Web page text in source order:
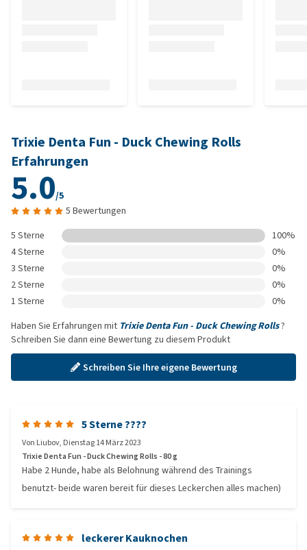
Trixie Denta Fun - Duck Chewing Rolls
Erfahrungen
5.0/5
5 Bewertungen
5 Sterne
100%
4 Sterne
0%
3 Sterne
0%
2 Sterne
0%
1 Sterne
0%
Haben Sie Erfahrungen mit Trixie Denta Fun - Duck Chewing Rolls?
Schreiben Sie dann eine Bewertung zu diesem Produkt
Schreiben Sie Ihre eigene Bewertung
5 Sterne ????
Von Liubov, Dienstag 14 März 2023
Trixie Denta Fun - Duck Chewing Rolls - 80 g
Habe 2 Hunde, habe als Belohnung während des Trainings
benutzt- beide waren bereit für dieses Leckerchen alles machen)
leckerer Kauknochen